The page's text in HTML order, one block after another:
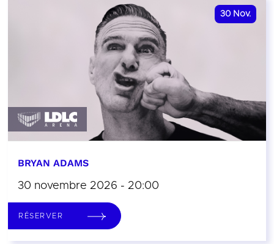
30 Nov.
BRYAN ADAMS
30 novembre 2026 - 20:00
RÉSERVER